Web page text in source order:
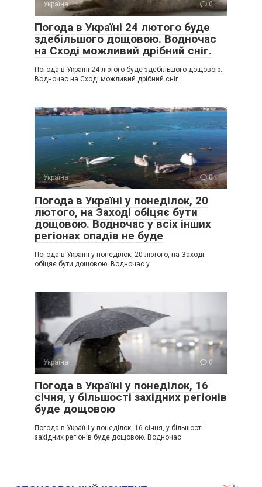
Україна 0
Погода в Україні 24 лютого буде
здебільшого дощовою. Водночас
на Сході можливий дрібний сніг.
Погода в Україні 24 лютого буде здебільшого дощовою.
Водночас на Сході можливий дрібний сніг.
Україна 0
Погода в Україні у понеділок, 20
лютого, на Заході обіцяє бути
дощовою. Водночас у всіх інших
регіонах опадів не буде
Погода в Україні у понеділок, 20 лютого, на Заході
обіцяє бути дощовою. Водночас у
Україна 0
Погода в Україні у понеділок, 16
січня, у більшості західних регіонів
буде дощовою
Погода в Україні у понеділок, 16 січня, у більшості
західних регіонів буде дощовою. Водночас